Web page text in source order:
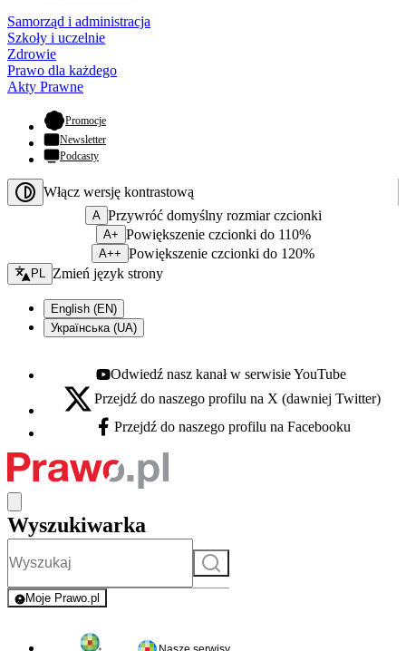
Samorząd i administracja
Szkoły i uczelnie
Zdrowie
Prawo dla każdego
Akty Prawne
Promocje- otwiera się w nowej karcie
Newsletter
Podcasty
Włącz wersję kontrastową
A Przywróć domyślny rozmiar czcionki
A+ Powiększenie czcionki do 110%
A++ Powiększenie czcionki do 120%
Zmień język - bieżący:
PL Zmień język strony
English (EN)
Українська (UA)
Youtube - otwiera się w nowej karcie
Odwiedź nasz kanał w serwisie YouTube
X - otwiera się w nowej karcie
Przejdź do naszego profilu na X (dawniej Twitter)
Facebook - otwiera się w nowej karcie
Przejdź do naszego profilu na Facebooku
Wyszukiwarka
Szukaj
Moje Prawo.pl
- rejestracja i logowanie do serwisu